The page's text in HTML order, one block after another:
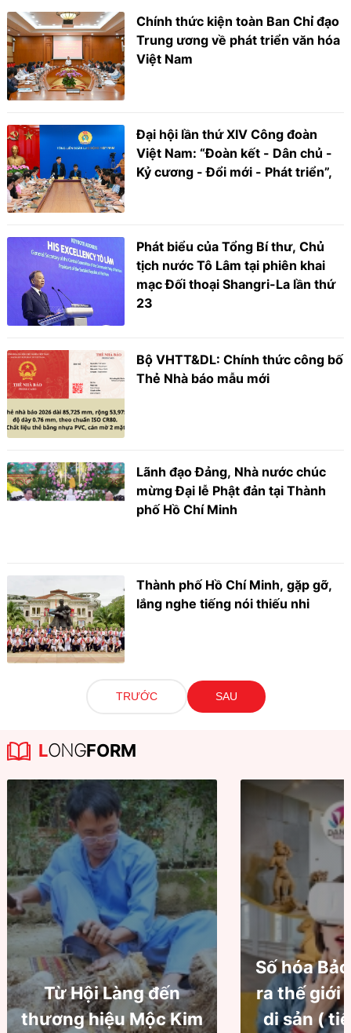
Chính thức kiện toàn Ban Chỉ đạo
Trung ương về phát triển văn hóa
Việt Nam
Đại hội lần thứ XIV Công đoàn
Việt Nam: “Đoàn kết - Dân chủ -
Kỷ cương - Đổi mới - Phát triển”,
Phát biểu của Tổng Bí thư, Chủ
tịch nước Tô Lâm tại phiên khai
mạc Đối thoại Shangri-La lần thứ
23
Bộ VHTT&DL: Chính thức công bố
Thẻ Nhà báo mẫu mới
Lãnh đạo Đảng, Nhà nước chúc
mừng Đại lễ Phật đản tại Thành
phố Hồ Chí Minh
Thành phố Hồ Chí Minh, gặp gỡ,
lắng nghe tiếng nói thiếu nhi
TRƯỚC SAU
LONGFORM
Từ Hội Làng đến
thương hiệu Mộc Kim
Số hóa
ra thế giới
di sản (